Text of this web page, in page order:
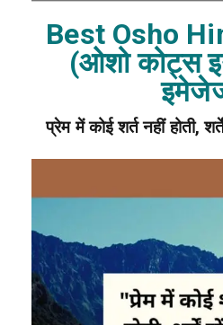
Best Osho
(ओशो कोट्स
प्रेम में कोई शर्त नहीं होती,